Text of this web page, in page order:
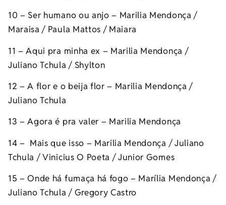
10 – Ser humano ou anjo – Marilia Mendonça /
Maraisa / Paula Mattos / Maiara
11 – Aqui pra minha ex – Marilia Mendonça /
Juliano Tchula / Shylton
12 – A flor e o beija flor – Marilia Mendonça /
Juliano Tchula
13 – Agora é pra valer – Marilia Mendonça
14 – Mais que isso – Marilia Mendonça / Juliano
Tchula / Vinicius O Poeta / Junior Gomes
15 – Onde há fumaça há fogo – Marília Mendonça /
Juliano Tchula / Gregory Castro